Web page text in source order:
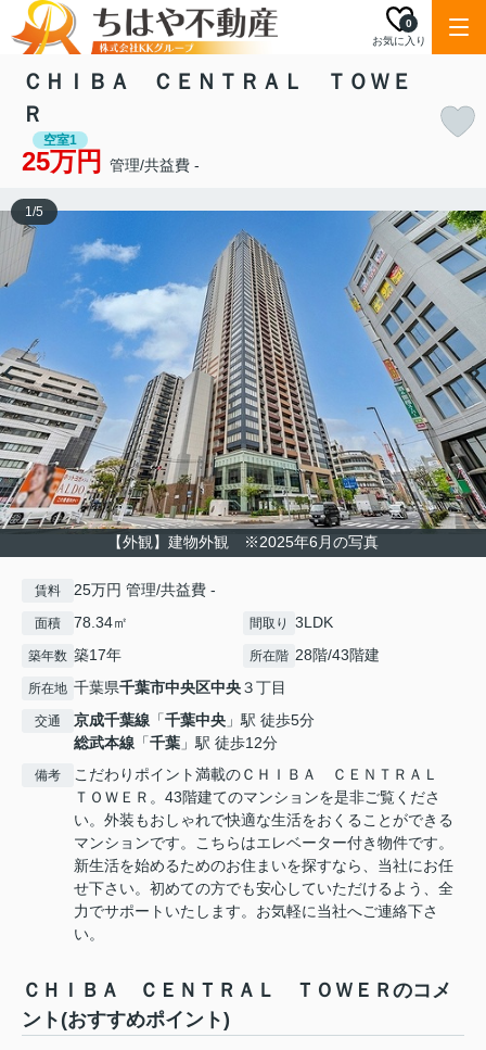
お気に入り
0
ＣＨＩＢＡ ＣＥＮＴＲＡＬ ＴＯＷＥ
Ｒ
空室1
25万円 管理/共益費 -
【外観】建物外観 ※2025年6月の写真
1/5
賃料 25万円 管理/共益費 -
面積 78.34㎡ 間取り 3LDK
築年数 築17年 所在階 28階/43階建
所在地 千葉県千葉市中央区中央３丁目
交通 京成千葉線 「千葉中央 」駅 徒歩5分
総武本線 「千葉 」駅 徒歩12分
備考
こだわりポイント満載のＣＨＩＢＡ ＣＥＮＴＲＡＬ
ＴＯＷＥＲ。43階建てのマンションを是非ご覧くださ
い。外装もおしゃれで快適な生活をおくることができる
マンションです。こちらはエレベーター付き物件です。
新生活を始めるためのお住まいを探すなら、当社にお任
せ下さい。初めての方でも安心していただけるよう、全
力でサポートいたします。お気軽に当社へご連絡下さ
い。
ＣＨＩＢＡ ＣＥＮＴＲＡＬ ＴＯＷＥＲのコメ
ント(おすすめポイント)